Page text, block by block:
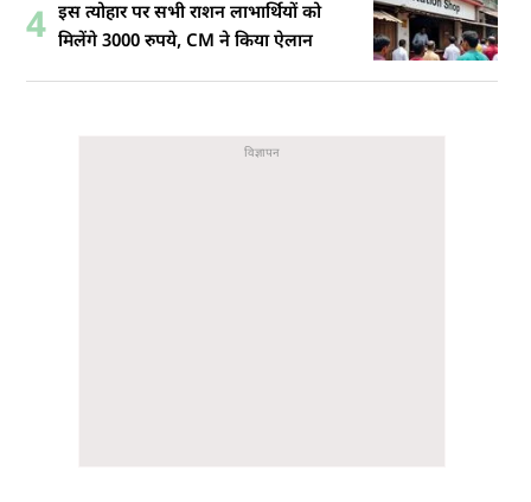
4 इस त्योहार पर सभी राशन लाभार्थियों को
मिलेंगे 3000 रुपये, CM ने किया ऐलान